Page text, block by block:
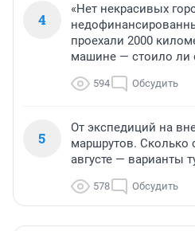
4
«Нет некрасивых
проехали 2000
машине — стоило ли
594 Обсудить
5
От экспедиций на
маршрутов. Сколько
августе — варианты
578 Обсудить